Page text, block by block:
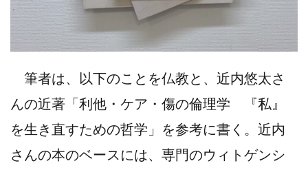
筆者は、以下のことを仏教と、近内悠太さ
んの近著「利他・ケア・傷の倫理学 『私』
を生き直すための哲学」を参考に書く。近内
さんの本のベースには、専門のウィトゲンシ